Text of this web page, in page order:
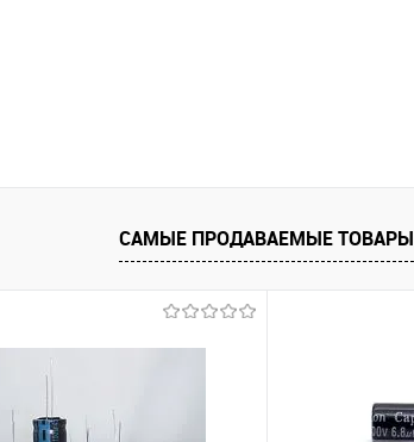
САМЫЕ ПРОДАВАЕМЫЕ ТОВАРЫ